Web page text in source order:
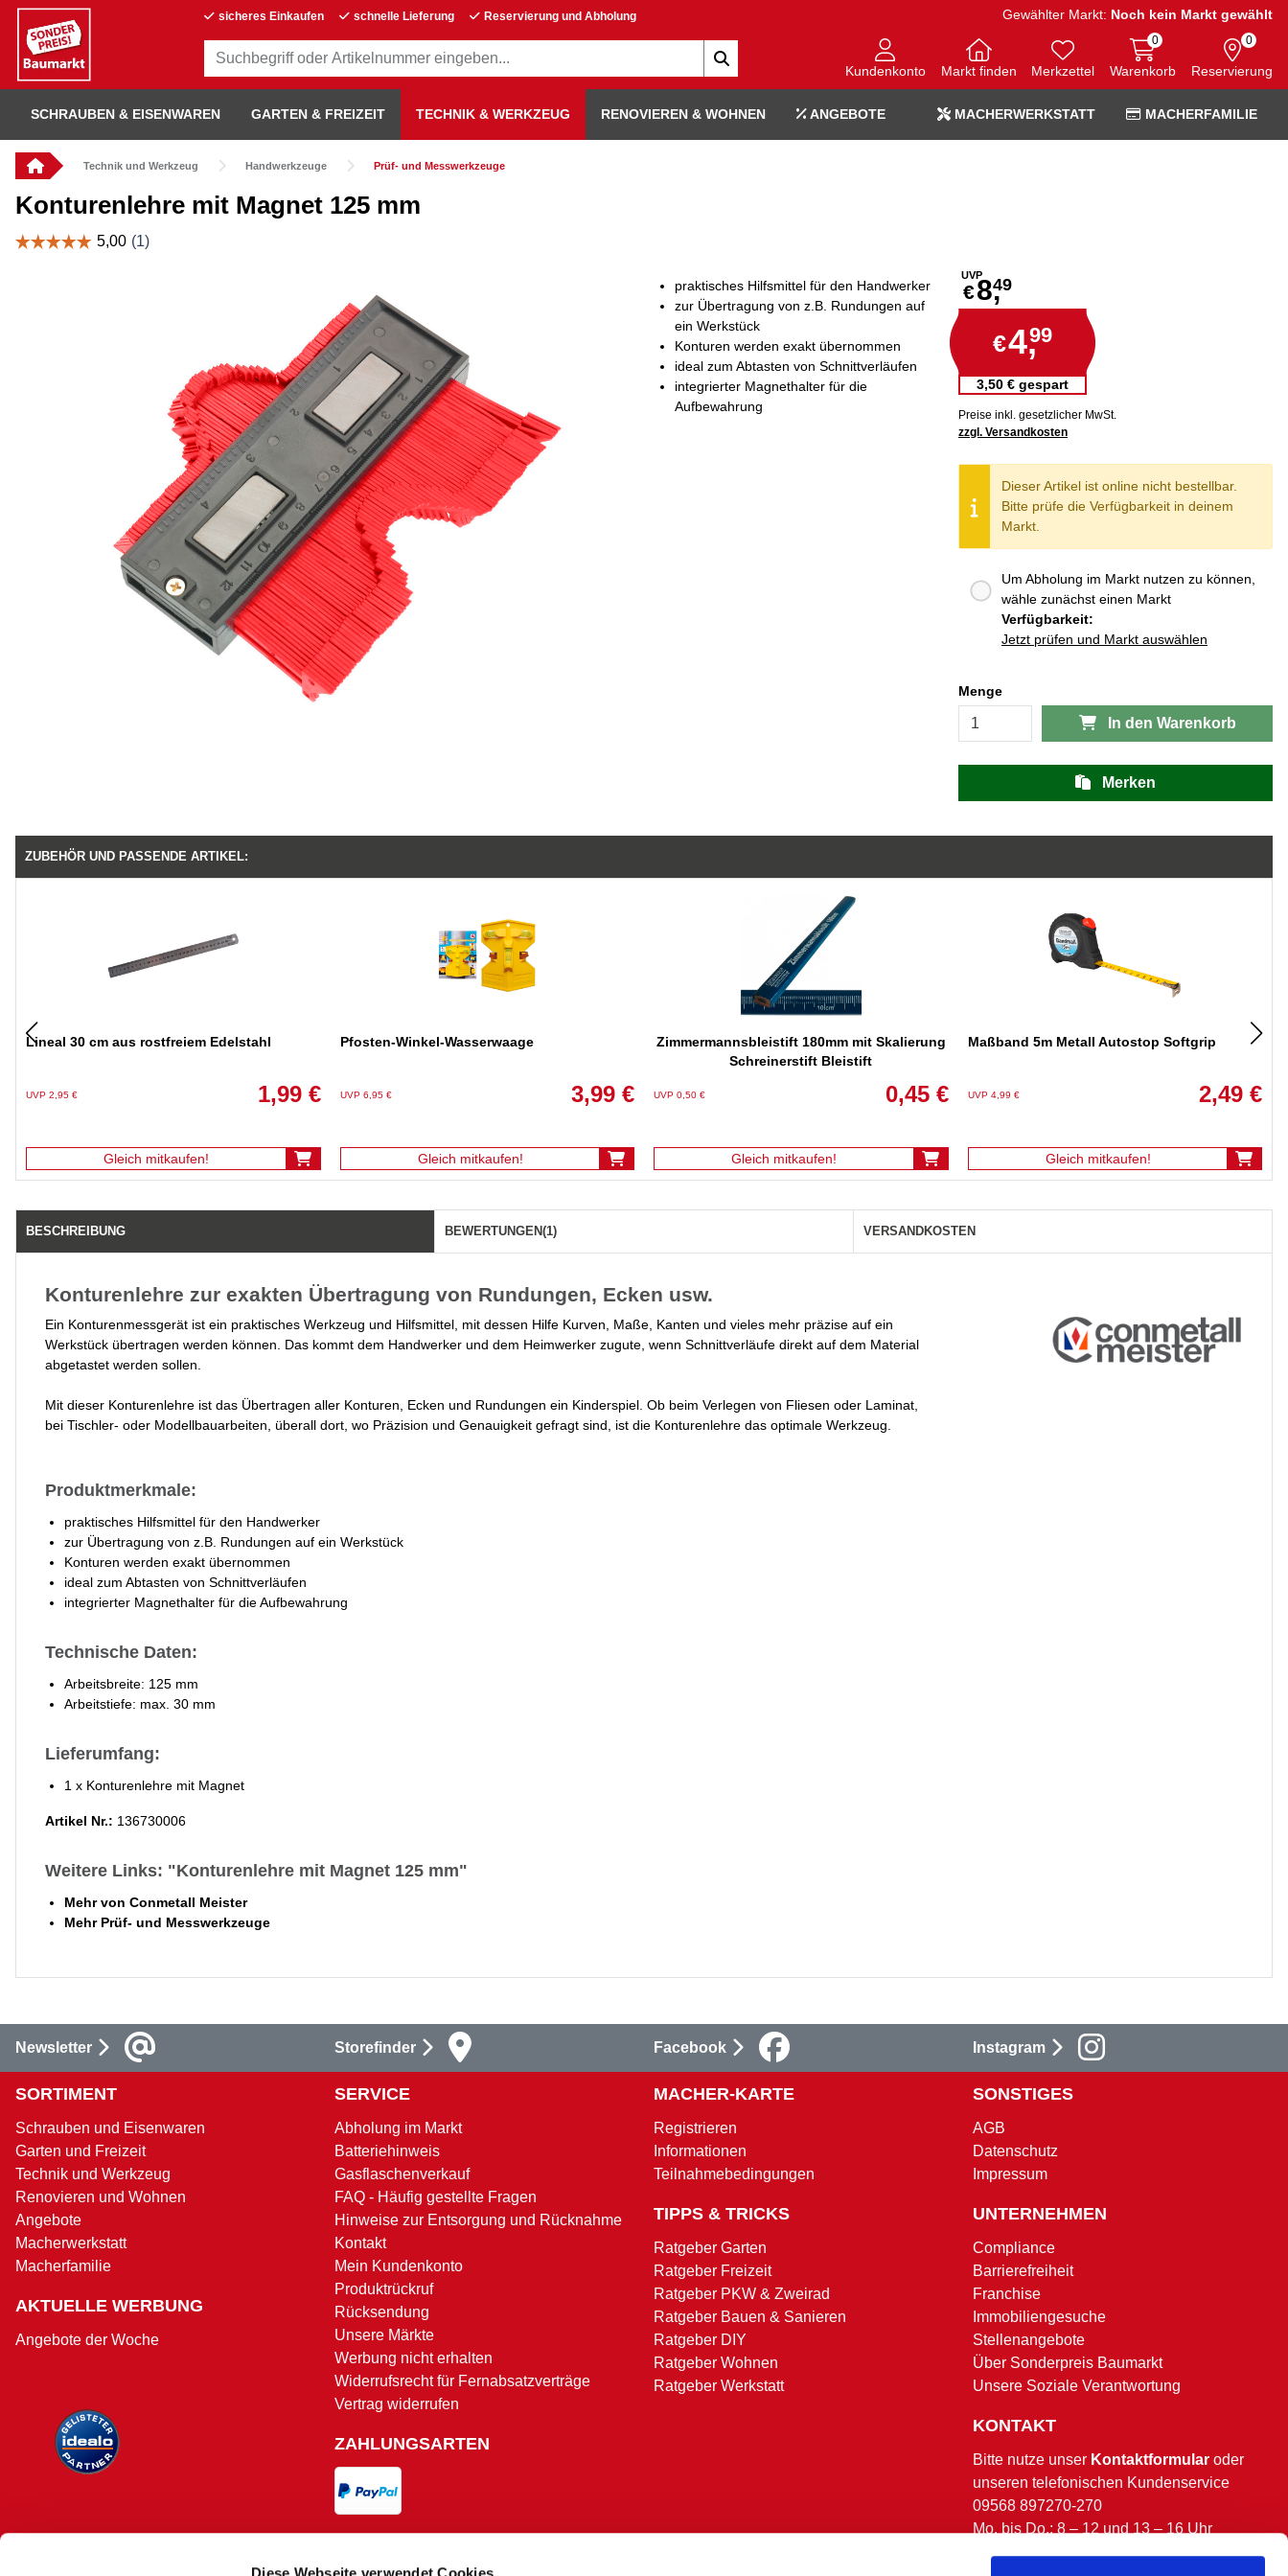
Diese Webseite verwendet Cookies
sicheres Einkaufen schnelle Lieferung Reservierung und Abholung Gewählter Markt: Noch kein Markt gewählt
Kundenkonto Markt finden Merkzettel Warenkorb
0
Reservierung
0
SCHRAUBEN & EISENWAREN GARTEN & FREIZEIT TECHNIK & WERKZEUG RENOVIEREN & WOHNEN ANGEBOTE MACHERWERKSTATT MACHERFAMILIE
Technik und Werkzeug Handwerkzeuge Prüf- und Messwerkzeuge
Konturenlehre mit Magnet 125 mm
UVP
€8,49
€4,99
3,50 € gespart
Preise inkl. gesetzlicher MwSt.
zzgl. Versandkosten
praktisches Hilfsmittel für den Handwerker
zur Übertragung von z.B. Rundungen auf
ein Werkstück
Konturen werden exakt übernommen
ideal zum Abtasten von Schnittverläufen
integrierter Magnethalter für die
Aufbewahrung
Dieser Artikel ist online nicht bestellbar.
Bitte prüfe die Verfügbarkeit in deinem
Markt.
Um Abholung im Markt nutzen zu können,
wähle zunächst einen Markt
Verfügbarkeit:
Jetzt prüfen und Markt auswählen
Menge
In den Warenkorb
Merken
ZUBEHÖR UND PASSENDE ARTIKEL:
Lineal 30 cm aus rostfreiem Edelstahl
UVP 2,95 € 1,99 €
Gleich mitkaufen!
Pfosten-Winkel-Wasserwaage
UVP 6,95 € 3,99 €
Gleich mitkaufen!
Zimmermannsbleistift 180mm mit Skalierung
Schreinerstift Bleistift
UVP 0,50 € 0,45 €
Gleich mitkaufen!
Maßband 5m Metall Autostop Softgrip
UVP 4,99 € 2,49 €
Gleich mitkaufen!
BESCHREIBUNG BEWERTUNGEN(1) VERSANDKOSTEN
Konturenlehre zur exakten Übertragung von Rundungen, Ecken usw.
Ein Konturenmessgerät ist ein praktisches Werkzeug und Hilfsmittel, mit dessen Hilfe Kurven, Maße, Kanten und vieles mehr präzise auf ein
Werkstück übertragen werden können. Das kommt dem Handwerker und dem Heimwerker zugute, wenn Schnittverläufe direkt auf dem Material
abgetastet werden sollen.
Mit dieser Konturenlehre ist das Übertragen aller Konturen, Ecken und Rundungen ein Kinderspiel. Ob beim Verlegen von Fliesen oder Laminat,
bei Tischler- oder Modellbauarbeiten, überall dort, wo Präzision und Genauigkeit gefragt sind, ist die Konturenlehre das optimale Werkzeug.
Produktmerkmale:
praktisches Hilfsmittel für den Handwerker
zur Übertragung von z.B. Rundungen auf ein Werkstück
Konturen werden exakt übernommen
ideal zum Abtasten von Schnittverläufen
integrierter Magnethalter für die Aufbewahrung
Technische Daten:
Arbeitsbreite: 125 mm
Arbeitstiefe: max. 30 mm
Lieferumfang:
1 x Konturenlehre mit Magnet
Artikel Nr.: 136730006
Weitere Links: "Konturenlehre mit Magnet 125 mm"
Mehr von Conmetall Meister
Mehr Prüf- und Messwerkzeuge
Newsletter Storefinder Facebook Instagram
SORTIMENT
Schrauben und Eisenwaren
Garten und Freizeit
Technik und Werkzeug
Renovieren und Wohnen
Angebote
Macherwerkstatt
Macherfamilie
AKTUELLE WERBUNG
Angebote der Woche
SERVICE
Abholung im Markt
Batteriehinweis
Gasflaschenverkauf
FAQ - Häufig gestellte Fragen
Hinweise zur Entsorgung und Rücknahme
Kontakt
Mein Kundenkonto
Produktrückruf
Rücksendung
Unsere Märkte
Werbung nicht erhalten
Widerrufsrecht für Fernabsatzverträge
Vertrag widerrufen
ZAHLUNGSARTEN
MACHER-KARTE
Registrieren
Informationen
Teilnahmebedingungen
TIPPS & TRICKS
Ratgeber Garten
Ratgeber Freizeit
Ratgeber PKW & Zweirad
Ratgeber Bauen & Sanieren
Ratgeber DIY
Ratgeber Wohnen
Ratgeber Werkstatt
SONSTIGES
AGB
Datenschutz
Impressum
UNTERNEHMEN
Compliance
Barrierefreiheit
Franchise
Immobiliengesuche
Stellenangebote
Über Sonderpreis Baumarkt
Unsere Soziale Verantwortung
KONTAKT
Bitte nutze unser Kontaktformular oder
unseren telefonischen Kundenservice
09568 897270-270
Mo. bis Do.: 8 – 12 und 13 – 16 Uhr
Fr.: 8 – 13 Uhr.